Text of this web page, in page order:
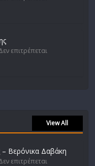
επιτρέπεται
View All
Βερόνικα Δαβάκη
επιτρέπεται